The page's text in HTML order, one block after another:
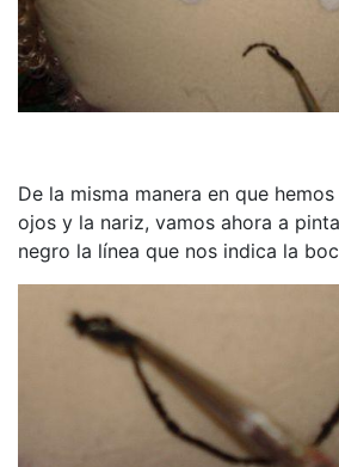
De la misma manera en que
ojos y la nariz, vamos ahora a
negro la línea que nos indica la